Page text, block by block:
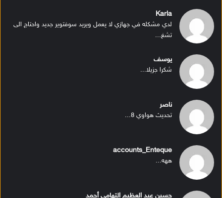
Karla
لدي مشكله في جهازي لا يعمل ويريد سوفتوير جديد واحتاج الى
تشغ...
يوسف
شكرا جزيلا...
ناصر
تحديث هواوي 8...
accounts_Enteque
ههه...
حسين عبد العظيم التهامى أحمد